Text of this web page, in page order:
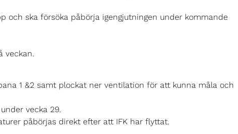
och ska försöka påbörja igengjutningen under kommande
veckan.
1 &2 samt plockat ner ventilation för att kunna måla och
vecka 29.
påbörjas direkt efter att IFK har flyttat.